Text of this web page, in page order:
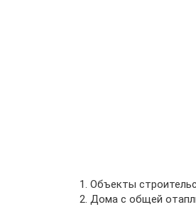
Объекты
Дома с общей